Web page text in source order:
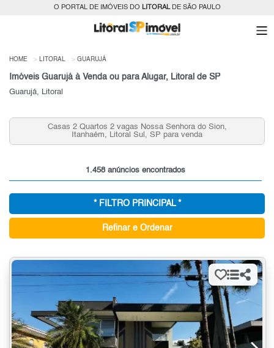
O PORTAL DE IMÓVEIS DO LITORALDE SÃO PAULO
HOME LITORAL GUARUJÁ
Imóveis Guarujá à Venda ou para Alugar, Litoral de SP
Guarujá, Litoral
Casas 2 Quartos 2 vagas Nossa Senhora do Sion,
Itanhaém, Litoral Sul, SP para venda
1.458 anúncios encontrados
* FILTRO PRINCIPAL *
Refinar e Ordenar